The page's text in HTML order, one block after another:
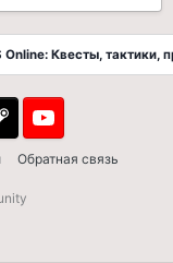
Online: Квесты, тактики,
Обратная связь
Youtube